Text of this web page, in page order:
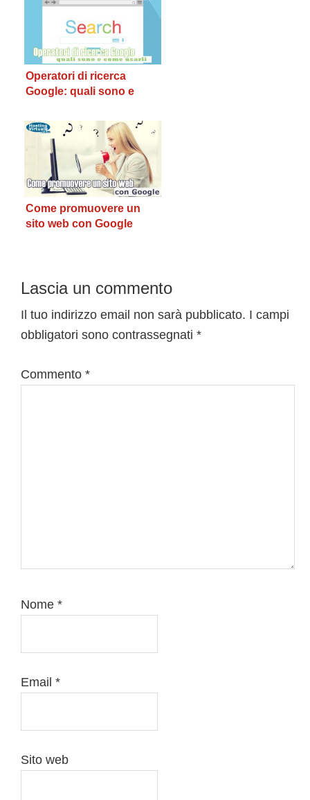
Operatori di ricerca
Google: quali sono e
Come promuovere un
sito web con Google
Interazioni
del
lettore
Lascia un commento
Il tuo indirizzo email non sarà pubblicato. I campi
obbligatori sono contrassegnati *
Commento *
Nome *
Email *
Sito web